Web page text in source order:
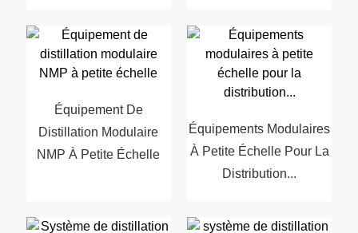
Équipement De
Distillation Modulaire
NMP À Petite Échelle
Équipements Modulaires
À Petite Échelle Pour La
Distribution...